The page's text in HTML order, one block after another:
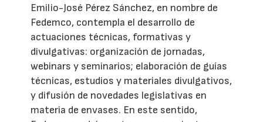
Emilio-José Pérez Sánchez, en nombre de
Fedemco, contempla el desarrollo de
actuaciones técnicas, formativas y
divulgativas: organización de jornadas,
webinars y seminarios; elaboración de guías
técnicas, estudios y materiales divulgativos,
y difusión de novedades legislativas en
materia de envases. En este sentido,